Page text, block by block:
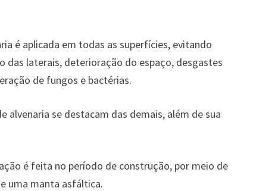
é aplicada em todas as superfícies, evitando
das laterais, deterioração do espaço, desgastes
de fungos e bactérias.
alvenaria se destacam das demais, além de sua
é feita no período de construção, por meio de
uma manta asfáltica.